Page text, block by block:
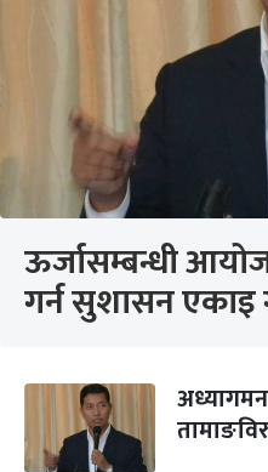
ऊर्जासम्बन्धी
गर्न सुशासन